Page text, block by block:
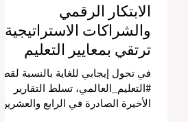
الابتكار الرقمي
والشراكات الاستراتيجية
ترتقي بمعايير التعليم
العالمية
في تحول إيجابي للغاية بالنسبة
#التعليم_العالمي، تسلط التقارير
الأخيرة الصادرة في الرابع والعشرين